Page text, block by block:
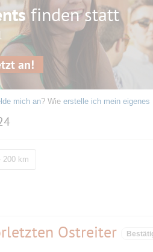
finden statt
an!
mich an? Wie erstelle ich mein eigenes
200 km
Ostreiter